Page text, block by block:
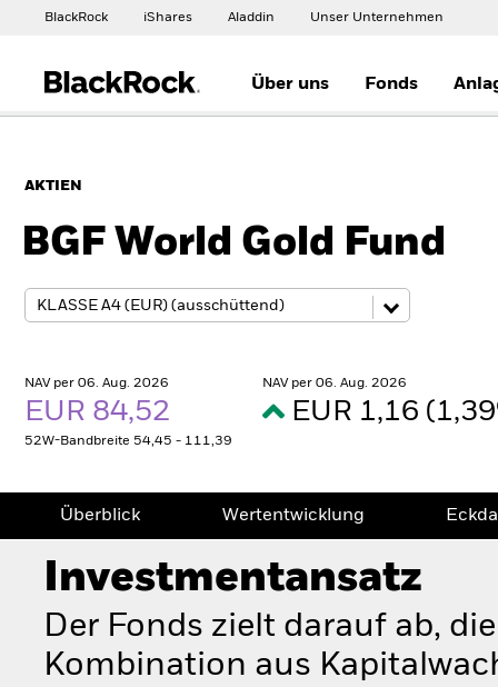
BlackRock iShares Aladdin Unser Unternehmen
Über uns Fonds
AKTIEN
BGF World Gold Fund
NAV per 06. Aug. 2026
EUR 84,52
52W-Bandbreite 54,45 - 111,39
NAV per 06. Aug. 2026
EUR 1,16
Überblick Wertentwicklung
Investmentansatz
Der Fonds zielt darauf ab,
Kombination aus